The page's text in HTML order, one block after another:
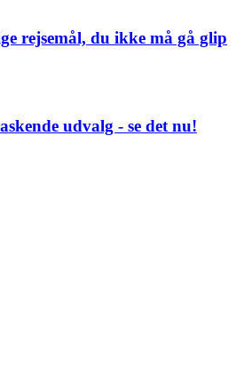
rejsemål, du ikke må gå glip
udvalg - se det nu!